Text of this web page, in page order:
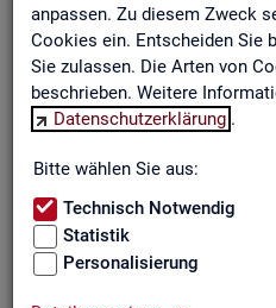
anpassen. Zu diesem Zweck
Cookies ein. Entscheiden Sie
Sie zulassen. Die Arten von
beschrieben. Weitere
Datenschutzerklärung .
Bitte wählen Sie aus:
Technisch Notwendig
Statistik
Personalisierung
Die Dia­gram­me und Ta­bel­len
ent­hal­ten In­for­ma­tio­nen zu
gelt, Ar­beits­lo­sig­keit,
te­be­darf aller Be­ru­fe sowie der
fe­ren­ziert nach dem
Deutsch­land, Län­der
Bitte wäh­len Sie ein Thema